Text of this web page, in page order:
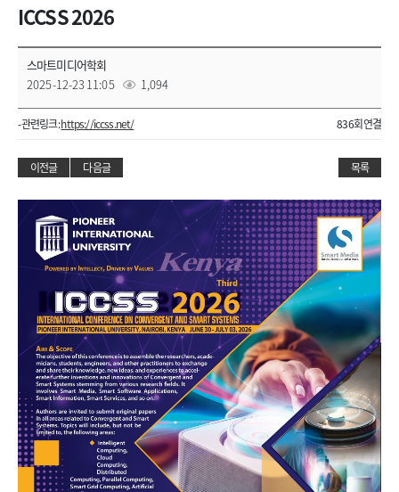
ICCSS 2026
스마트미디어학회
2025-12-23 11:05
1,094
- 관련링크 :https://iccss.net/ 836회 연결
이전글 다음글 목록